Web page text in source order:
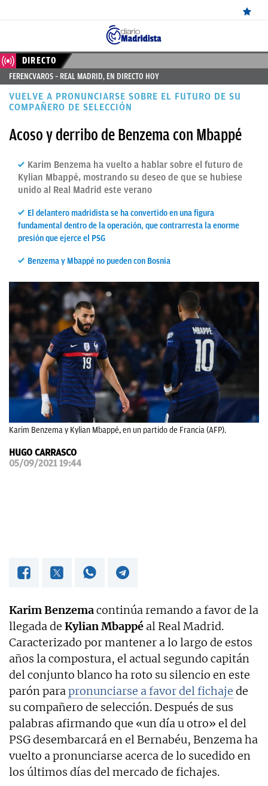
ÚLTIMAS
NOTICIAS
REAL
CANTERA
FICHAJES
DIRECTO
FEMENINO
PAPARAZZI
OKDIARIO
DIRECTO
FERENCVAROS – REAL MADRID, EN DIRECTO HOY
VUELVE A PRONUNCIARSE SOBRE EL FUTURO DE SU
COMPAÑERO DE SELECCIÓN
Acoso y derribo de Benzema con Mbappé
Karim Benzema ha vuelto a hablar sobre el futuro de
Kylian Mbappé, mostrando su deseo de que se hubiese
unido al Real Madrid este verano
El delantero madridista se ha convertido en una figura
fundamental dentro de la operación, que contrarresta la enorme
presión que ejerce el PSG
Benzema y Mbappé no pueden con Bosnia
Karim Benzema y Kylian Mbappé, en un partido de Francia (AFP).
HUGO CARRASCO
05/09/2021 19:44
Karim Benzemacontinúa remando a favor de la
llegada de Kylian Mbappé al Real Madrid.
Caracterizado por mantener a lo largo de estos
años la compostura, el actual segundo capitán
del conjunto blanco ha roto su silencio en este
parón parapronunciarse a favor del fichaje de
su compañero de selección. Después de sus
palabras afirmando que «un día u otro» el del
PSG desembarcará en el Bernabéu, Benzema ha
vuelto a pronunciarse acerca de lo sucedido en
los últimos días del mercado de fichajes.